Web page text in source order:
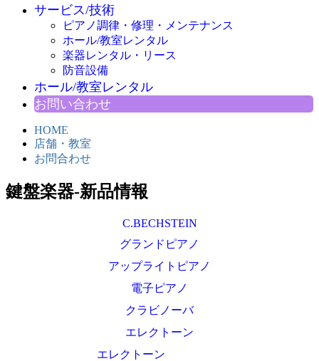
サービス/技術
ピアノ調律・修理・メンテナンス
ホール/教室レンタル
楽器レンタル・リース
防音設備
ホール/教室レンタル
お問い合わせ
HOME
店舗・教室
お問合わせ
鍵盤楽器-新品情報
C.BECHSTEIN
グランドピアノ
アップライトピアノ
電子ピアノ
クラビノーバ
エレクトーン
エレクトーン